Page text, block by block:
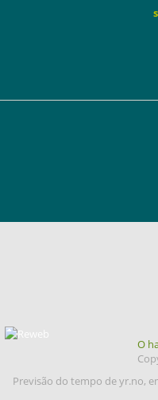
O
Previsão do tempo de yr.no,